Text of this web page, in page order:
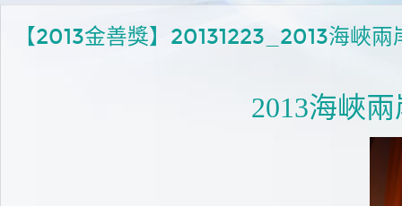
【2013金善獎】20131223_2013海峽
2013海峽